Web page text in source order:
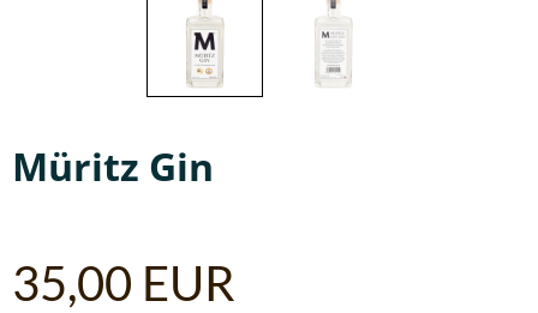
Müritz Gin
35,00 EUR